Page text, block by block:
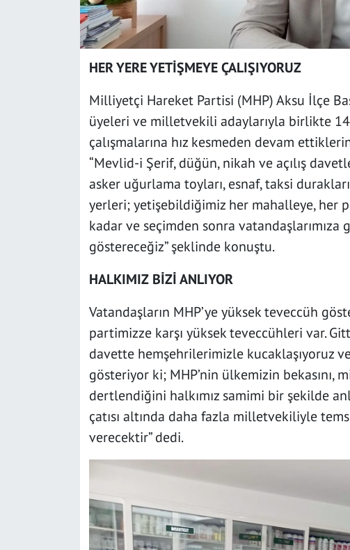
HER YERE YETİŞMEYE ÇALIŞIYORUZ
Milliyetçi Hareket Partisi (MHP) Aksu İlçe
üyeleri ve milletvekili adaylarıyla birlikte 14
çalışmalarına hız kesmeden devam
“Mevlid-i Şerif, düğün, nikah ve açılış
asker uğurlama toyları, esnaf, taksi
yerleri; yetişebildiğimiz her mahalleye, her
kadar ve seçimden sonra vatandaşlarımıza
göstereceğiz” şeklinde konuştu.
HALKIMIZ BİZİ ANLIYOR
Vatandaşların MHP’ye yüksek teveccüh
partimizze karşı yüksek teveccühleri var.
davette hemşehrilerimizle kucaklaşıyoruz
gösteriyor ki; MHP’nin ülkemizin bekasını,
dertlendiğini halkımız samimi bir şekilde
çatısı altında daha fazla milletvekiliyle
verecektir” dedi.